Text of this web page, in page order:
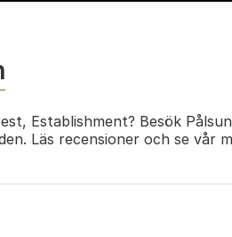
Establishment? Besök
Läs recensioner och se vår